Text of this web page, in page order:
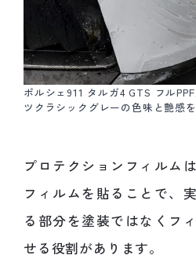
ポルシェ911 タルガ4 GTS フル
ツクラシックグレーの色味と艶感
プロテクションフィルム
フィルムを貼ることで、
る部分を塗装ではなくフ
せる役割があります。